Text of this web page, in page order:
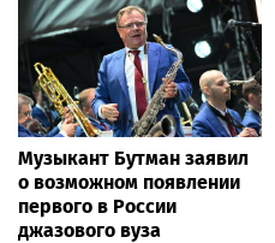
Музыкант Бутман заявил
о возможном появлении
первого в России
джазового вуза